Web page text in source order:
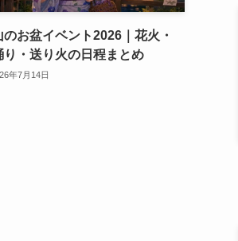
のお盆イベント2026｜花火・
り・送り火の日程まとめ
年7月14日